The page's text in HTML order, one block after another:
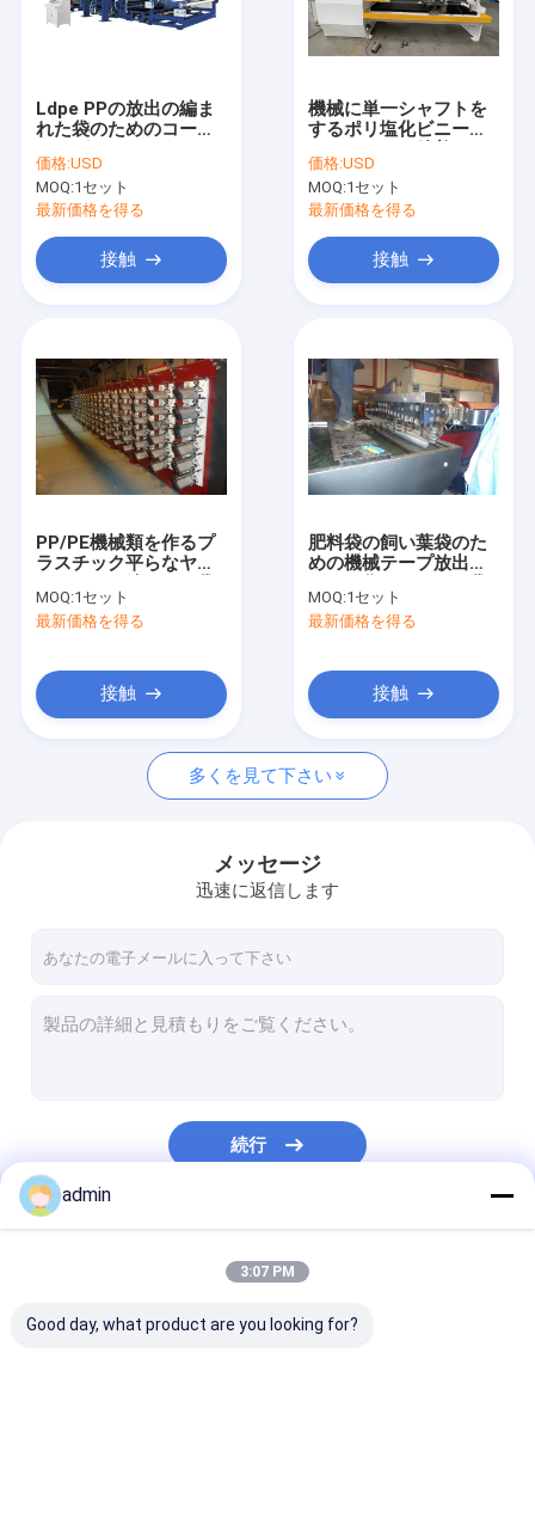
プロダクト
ビデオ
私達について
品質管理
私達に連絡しなさい
ニュース
引用を要求しなさい
テープ放出ライン
単繊維の放出ライン
人工的な草の生産ライン
機械を作る防水シート
自動切断およびミシン
Ldpe PPの放出の編ま
れた袋のためのコーテ
ン機械
価格:USD
MOQ:1セット
最新価格を得る
接触
機械に単一シャフトを
するポリ塩化ビニール
プスリット切断
価格:USD
MOQ:1セット
最新価格を得る
接触
PP/PE機械類を作るプ
ラスチック平らなヤー
生産ラインテープ放出
ライン
MOQ:1セット
最新価格を得る
接触
肥料袋の飼い葉袋のた
めの機械テープ放出ラ
のPPによって編まれる
袋
MOQ:1セット
最新価格を得る
接触
多くを見て下さい
メッセージ
迅速に返信します
続行
admin
3:07 PM
Good day, what product are you looking for?